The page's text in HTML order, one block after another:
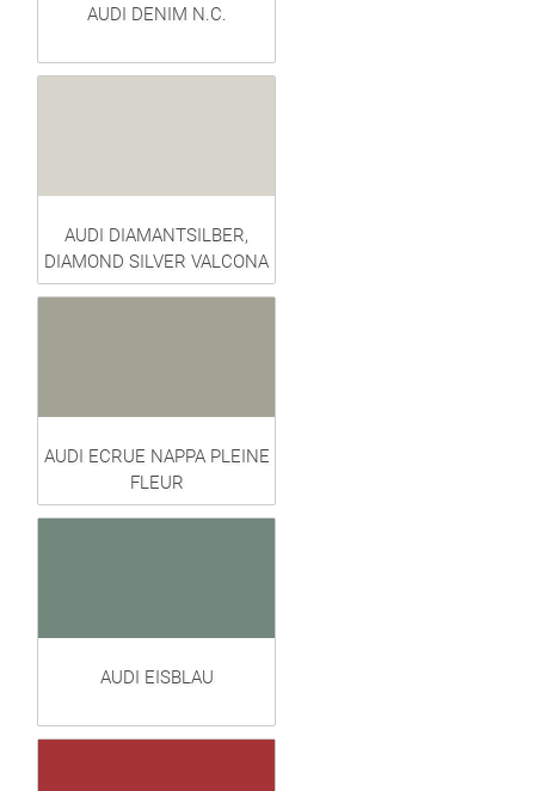
AUDI DENIM N.C.
AUDI DIAMANTSILBER,
DIAMOND SILVER VALCONA
AUDI ECRUE NAPPA PLEINE
FLEUR
AUDI EISBLAU